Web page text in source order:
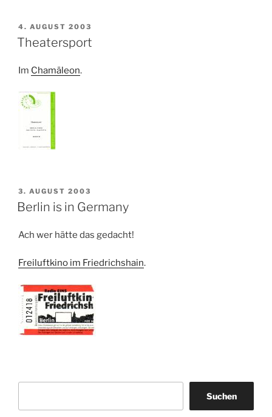
VERÖFFENTLICHT
AM
4. AUGUST 2003
Theatersport
Im Chamäleon.
VERÖFFENTLICHT
AM
3. AUGUST 2003
Berlin is in Germany
Ach wer hätte das gedacht!
Freiluftkino im Friedrichshain.
Suchen